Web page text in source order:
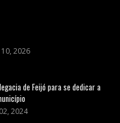
2026
de Feijó para se dedicar a
2024